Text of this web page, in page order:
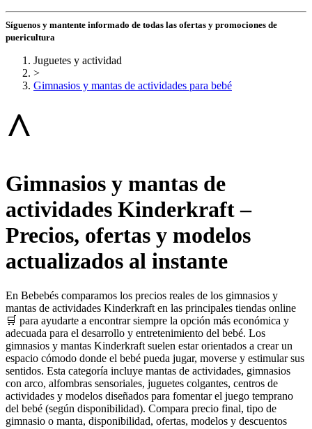
Síguenos y mantente informado de todas las ofertas y promociones de
puericultura
Juguetes y actividad
>
Gimnasios y mantas de actividades para bebé
^
Gimnasios y mantas de
actividades Kinderkraft –
Precios, ofertas y modelos
actualizados al instante
En Bebebés comparamos los precios reales de los gimnasios y
mantas de actividades Kinderkraft en las principales tiendas online
🛒 para ayudarte a encontrar siempre la opción más económica y
adecuada para el desarrollo y entretenimiento del bebé. Los
gimnasios y mantas Kinderkraft suelen estar orientados a crear un
espacio cómodo donde el bebé pueda jugar, moverse y estimular sus
sentidos. Esta categoría incluye mantas de actividades, gimnasios
con arco, alfombras sensoriales, juguetes colgantes, centros de
actividades y modelos diseñados para fomentar el juego temprano
del bebé (según disponibilidad). Compara precio final, tipo de
gimnasio o manta, disponibilidad, ofertas, modelos y descuentos